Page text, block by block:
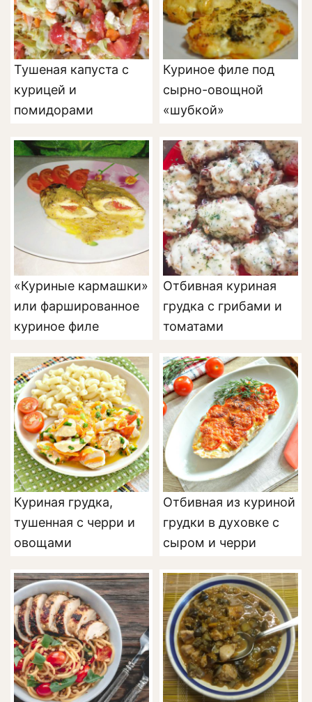
Тушеная капуста с
курицей и
помидорами
Куриное филе под
сырно-овощной
«шубкой»
«Куриные кармашки»
или фаршированное
куриное филе
Отбивная куриная
грудка с грибами и
томатами
Куриная грудка,
тушенная с черри и
овощами
Отбивная из куриной
грудки в духовке с
сыром и черри